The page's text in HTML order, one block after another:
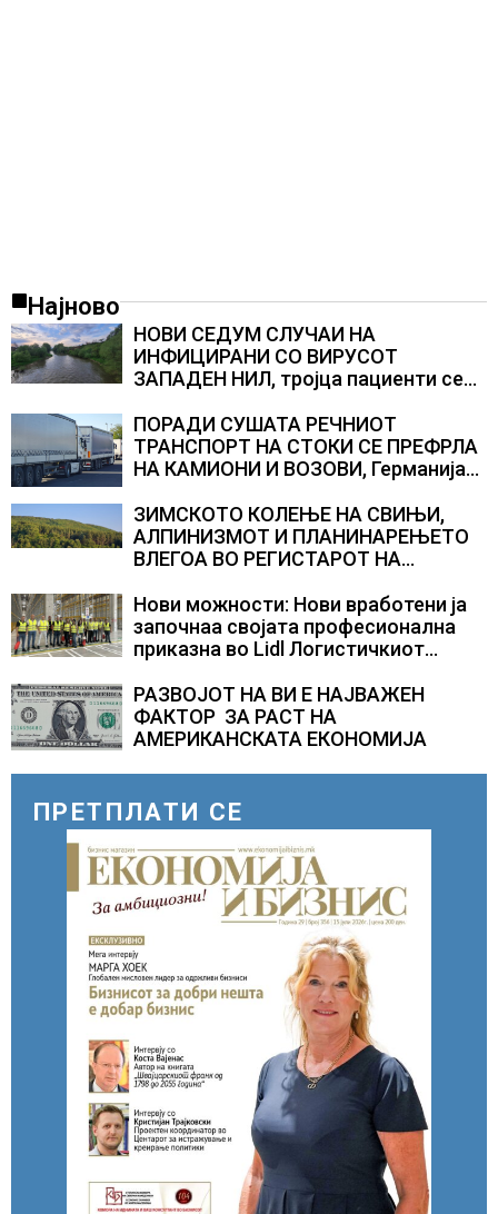
Најново
НОВИ СЕДУМ СЛУЧАИ НА
ИНФИЦИРАНИ СО ВИРУСОТ
ЗАПАДЕН НИЛ, тројца пациенти се
ПОРАДИ СУШАТА РЕЧНИОТ
ТРАНСПОРТ НА СТОКИ СЕ ПРЕФРЛА
НА КАМИОНИ И ВОЗОВИ, Германија
камионџиите да возат и во недела
ЗИМСКОТО КОЛЕЊЕ НА СВИЊИ,
АЛПИНИЗМОТ И ПЛАНИНАРЕЊЕТО
ВЛЕГОА ВО РЕГИСТАРОТ НА
СЛОВЕНИЈА
Нови можности: Нови вработени ја
започнаа својата професионална
приказна во Lidl Логистичкиот
РАЗВОЈОТ НА ВИ Е НАЈВАЖЕН
ФАКТОР ЗА РАСТ НА
АМЕРИКАНСКАТА ЕКОНОМИЈА
ПРЕТПЛАТИ СЕ